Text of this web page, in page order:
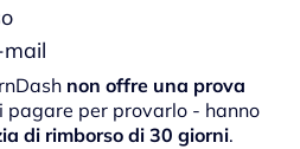
non offre una prova
pagare per provarlo - hanno
di rimborso di 30 giorni.